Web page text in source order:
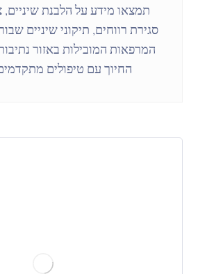
תמצאו מידע על הלבנת שיניים,
סגירת רווחים, תיקוני שיניים
המרפאות המובילות באזור
החיוך עם טיפולים